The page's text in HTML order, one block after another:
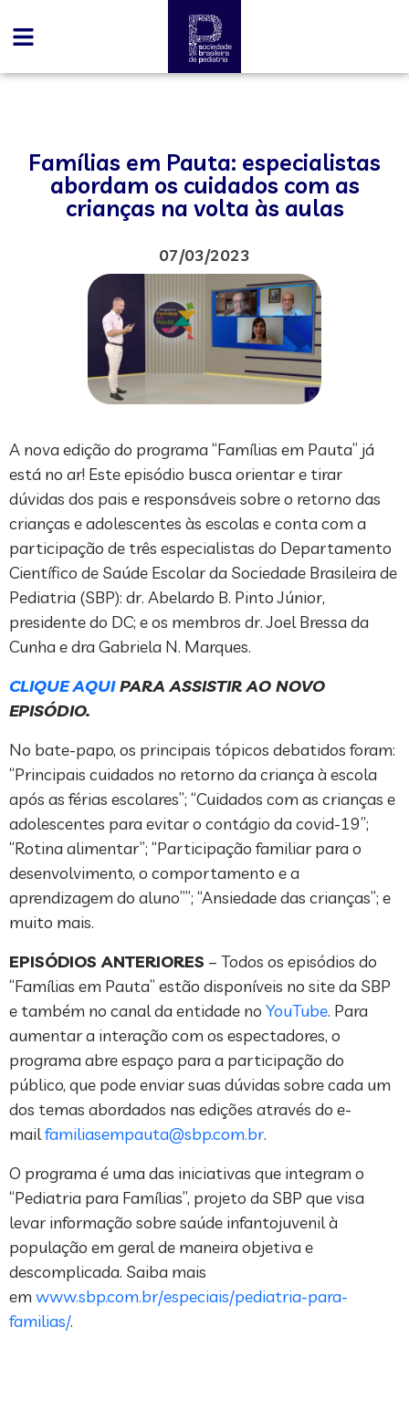
Famílias em Pauta: especialistas
abordam os cuidados com as
crianças na volta às aulas
07/03/2023
A nova edição do programa “Famílias em Pauta” já
está no ar! Este episódio busca orientar e tirar
dúvidas dos pais e responsáveis sobre o retorno das
crianças e adolescentes às escolas e conta com a
participação de três especialistas do Departamento
Científico de Saúde Escolar da Sociedade Brasileira de
Pediatria (SBP): dr. Abelardo B. Pinto Júnior,
presidente do DC; e os membros dr. Joel Bressa da
Cunha e dra Gabriela N. Marques.
CLIQUE AQUIPARA ASSISTIR AO NOVO
EPISÓDIO.
No bate-papo, os principais tópicos debatidos foram:
“Principais cuidados no retorno da criança à escola
após as férias escolares”; “Cuidados com as crianças e
adolescentes para evitar o contágio da covid-19”;
“Rotina alimentar”; “Participação familiar para o
desenvolvimento, o comportamento e a
aprendizagem do aluno””; “Ansiedade das crianças”; e
muito mais.
EPISÓDIOS ANTERIORES – Todos os episódios do
“Famílias em Pauta” estão disponíveis no site da SBP
e também no canal da entidade no YouTube. Para
aumentar a interação com os espectadores, o
programa abre espaço para a participação do
público, que pode enviar suas dúvidas sobre cada um
dos temas abordados nas edições através do e-
mailfamiliasempauta@sbp.com.br.
O programa é uma das iniciativas que integram o
“Pediatria para Famílias”, projeto da SBP que visa
levar informação sobre saúde infantojuvenil à
população em geral de maneira objetiva e
descomplicada. Saiba mais
em www.sbp.com.br/especiais/pediatria-para-
familias/.